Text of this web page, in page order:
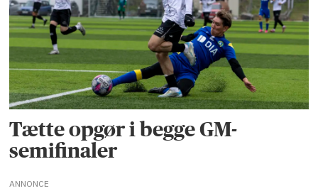
Tætte opgør i begge GM-
semifinaler
ANNONCE